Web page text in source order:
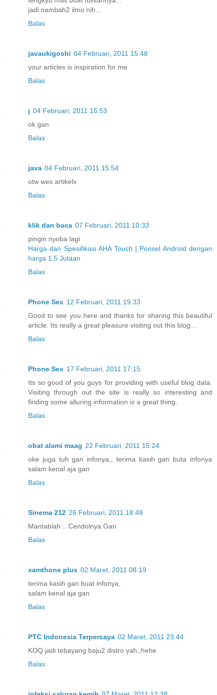
jadi nambah2 ilmu nih...
Balas
javaukigoshi 04 Februari, 2011 15:48
your articles is inspiration for me
Balas
j 04 Februari, 2011 15:53
ok gan
Balas
java 04 Februari, 2011 15:54
otw wes artikelx
Balas
klik dan baca 07 Februari, 2011 10:33
pingin nyoba lagi
Harga dan Spesifikasi AHA Touch | Ponsel Android dengan
harga 1,5 Jutaan
Balas
Phone Sex 12 Februari, 2011 19:33
Good to see you here and thanks for sharing this beautiful
article. Its really a great pleasure visiting out this blog…
Balas
Phone Sex 17 Februari, 2011 17:15
Its so good of you guys for providing with useful blog data.
Visiting through out the site is really so interesting and
finding some alluring information is a great thing.
Balas
obat alami maag 22 Februari, 2011 15:24
oke juga tuh gan infonya,, terima kasih gan buta infonya
salam kenal aja gan
Balas
Sinema 212 26 Februari, 2011 18:48
Mantablah .. Cendolnya Gan
Balas
xamthone plus 02 Maret, 2011 08:19
terima kasih gan buat infonya,
salam kenal aja gan
Balas
PTC Indonesia Terpercaya 02 Maret, 2011 23:44
KOQ jadi tebayang baju2 distro yah,,hehe
Balas